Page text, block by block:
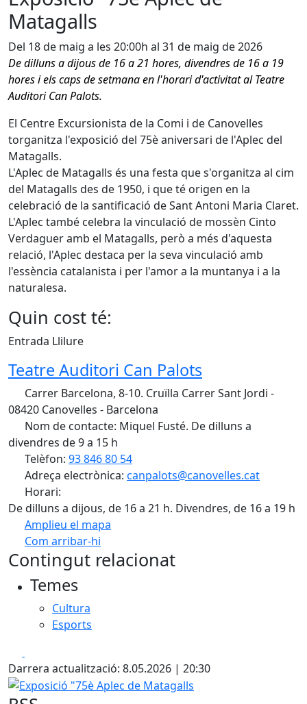
Matagalls
Del 18 de maig a les 20:00h al 31 de maig de 2026
De dilluns a dijous de 16 a 21 hores, divendres de 16 a 19
hores i els caps de setmana en l'horari d'activitat al Teatre
Auditori Can Palots.
El Centre Excursionista de la Comi i de Canovelles
torganitza l'exposició del 75è aniversari de l'Aplec del
Matagalls.
L'Aplec de Matagalls és una festa que s'organitza al cim
del Matagalls des de 1950, i que té origen en la
celebració de la santificació de Sant Antoni Maria Claret.
L'Aplec també celebra la vinculació de mossèn Cinto
Verdaguer amb el Matagalls, però a més d'aquesta
relació, l'Aplec destaca per la seva vinculació amb
l'essència catalanista i per l'amor a la muntanya i a la
naturalesa.
Quin cost té:
Entrada Llilure
Teatre Auditori Can Palots
Carrer Barcelona, 8-10. Cruïlla Carrer Sant Jordi -
08420 Canovelles - Barcelona
Nom de contacte: Miquel Fusté. De dilluns a
divendres de 9 a 15 h
Telèfon: 93 846 80 54
Adreça electrònica: canpalots@canovelles.cat
Horari:
De dilluns a dijous, de 16 a 21 h. Divendres, de 16 a 19 h
Amplieu el mapa
Com arribar-hi
+
Contingut relacionat
Temes
Cultura
Esports
Darrera actualització: 8.05.2026 | 20:30
Exposició "75è Aplec de Matagalls